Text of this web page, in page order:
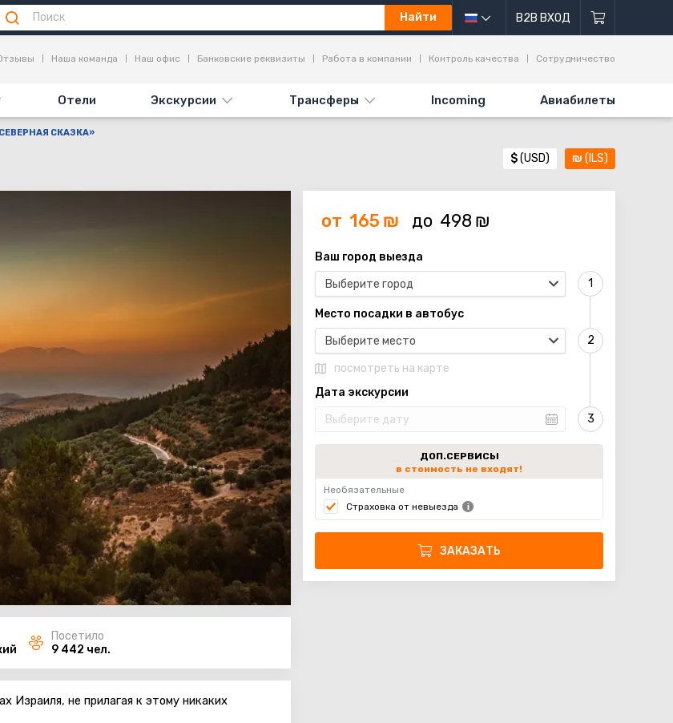
Найти B2B ВХОД
Отели Экскурсии Трансферы Incoming Авиабилеты
Наша команда Наш офис Банковские реквизиты Работа в компании Контроль качества Сотрудничество
СКАЗКА»
$(USD) ₪ (ILS)
Посетило
9 442 чел.
Израиля, не прилагая к этому никаких
Достопримечательности Отзывы
от 165 ₪ до 498 ₪
Ваш город выезда
Выберите город
Место посадки в автобус
Выберите место
посмотреть на карте
Дата экскурсии
ДОП.СЕРВИСЫ
в стоимость не входят!
Необязательные
Страховка от невыезда
ЗАКАЗАТЬ